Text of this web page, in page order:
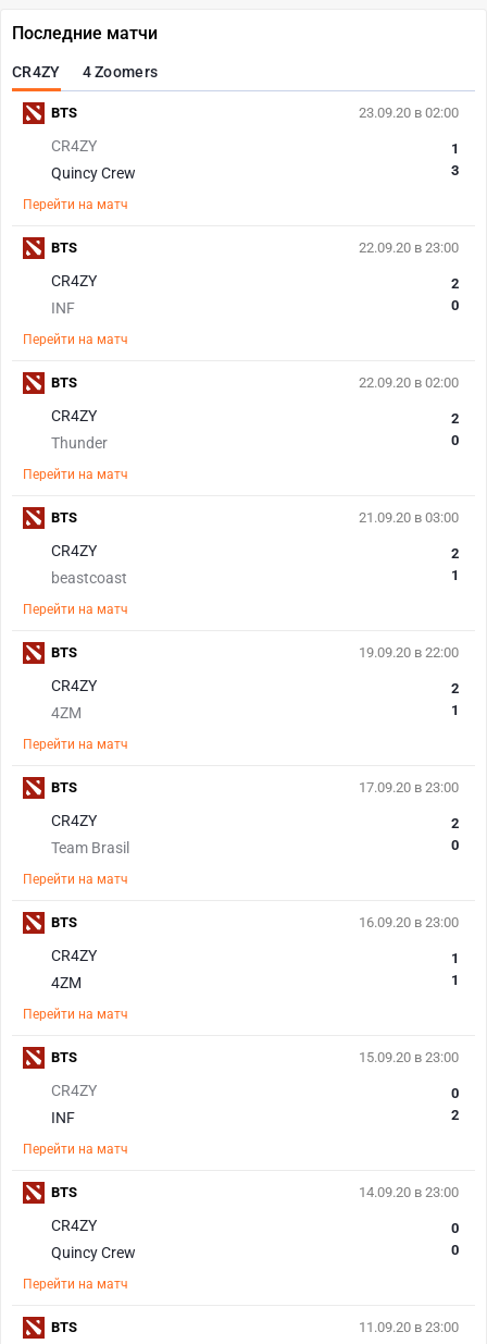
Последние матчи
CR4ZY 4 Zoomers
23.09.20 в 02:00
CR4ZY
Quincy Crew
1
3
Перейти на матч
BTS
22.09.20 в 23:00
CR4ZY
INF
2
0
Перейти на матч
BTS
22.09.20 в 02:00
CR4ZY
Thunder
2
0
Перейти на матч
BTS
21.09.20 в 03:00
CR4ZY
beastcoast
2
1
Перейти на матч
BTS
19.09.20 в 22:00
CR4ZY
4ZM
2
1
Перейти на матч
BTS
17.09.20 в 23:00
CR4ZY
Team Brasil
2
0
Перейти на матч
BTS
16.09.20 в 23:00
CR4ZY
4ZM
1
1
Перейти на матч
BTS
15.09.20 в 23:00
CR4ZY
INF
0
2
Перейти на матч
BTS
14.09.20 в 23:00
CR4ZY
Quincy Crew
0
0
Перейти на матч
BTS
11.09.20 в 23:00
BTS